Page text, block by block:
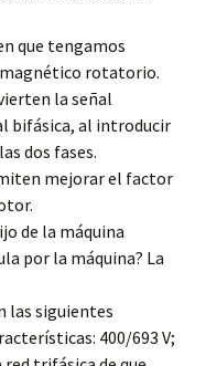
que tengamos
rotatorio.
la señal
bifásica, al introducir
dos fases.
mejorar el factor
de la máquina
por la máquina? La
las siguientes
400/693 V;